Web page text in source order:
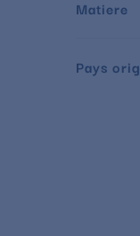
Matiere
Pays